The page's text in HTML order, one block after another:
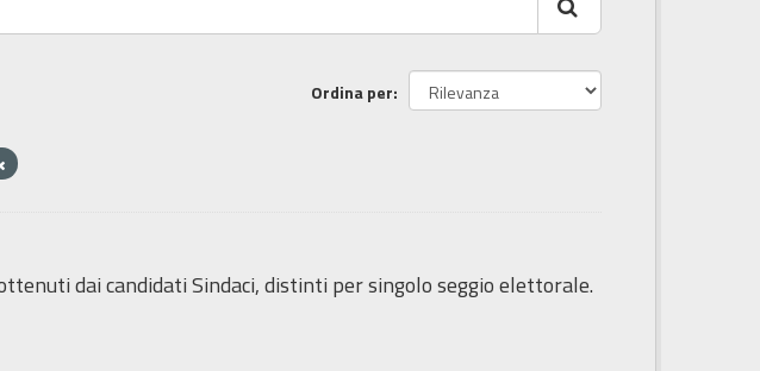
Ordina per
dai candidati Sindaci, distinti per singolo seggio elettorale.